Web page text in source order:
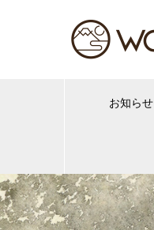
お知らせ